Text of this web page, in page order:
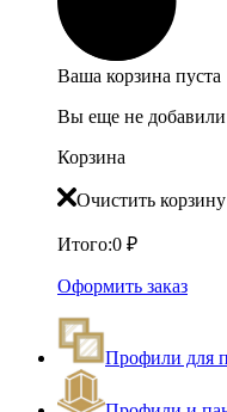
Ваша корзина пуста
Вы еще не
Корзина
Очистить корзину
Итого:0 ₽
Оформить заказ
Профили для